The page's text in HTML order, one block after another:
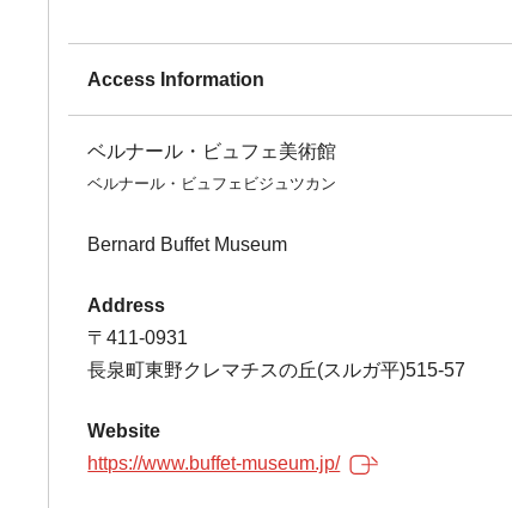
Access Information
ベルナール・ビュフェ美術館
ベルナール・ビュフェビジュツカン
Bernard Buffet Museum
Address
〒411-0931
長泉町東野クレマチスの丘(スルガ平)515-57
Website
https://www.buffet-museum.jp/